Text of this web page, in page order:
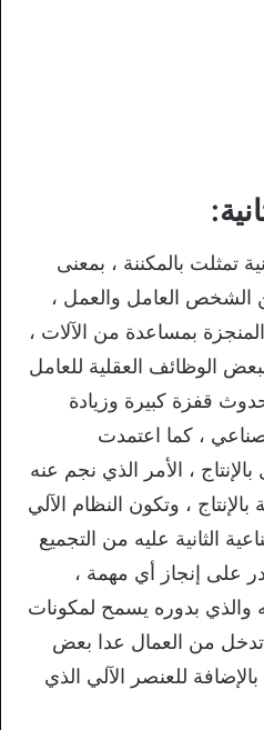
تمثلت بالمكننة ، بمعنى
الشخص العامل والعمل ،
المنجزة بمساعدة من الآلات ،
الوظائف العقلية للعامل
قفزة كبيرة وزيادة
، كما اعتمدت
، الأمر الذي نجم عنه
بالإنتاج ، وتكون النظام الآلي
الثانية عليه من التجميع
على إنجاز أي مهمة ،
والذي بدوره يسمح لمكونات
تدخل من العمال عدا بعض
للعنصر الآلي الذي